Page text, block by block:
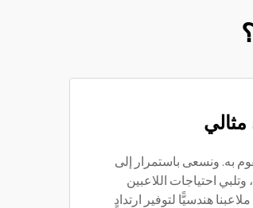
مثالي
به. ونسعى باستمرار إلى
احتياجات اللاعبين
هندسيًّا لتوفير ارتدادٍ